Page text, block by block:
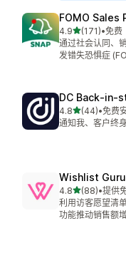
FOMO Sales
4.9星（满分 5 星
(171)
总共 171 条评论
•免费
通过社会认同、
发错失恐惧症
DC
4.8星（满分 5
(44)
总共 44 条评论
•免费
通知我、客户终
Wishlist
4.8星（满分 5
(88)
总共 88 条评论
•提供
利用访客愿望清
功能推动销售额